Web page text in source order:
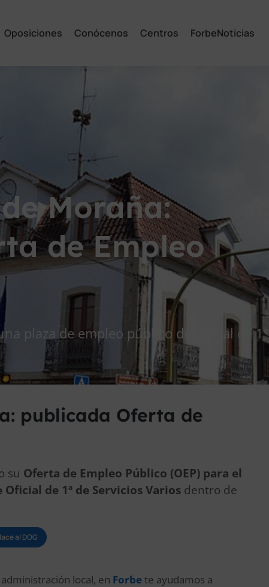
Oposiciones Conócenos Centros ForbeNoticias
Moraña:
de Empleo
plaza de empleo público de Oficial de 1ª
publicada Oferta de
su Oferta de Empleo Público (OEP) para el
Oficial de 1ª de Servicios Varios dentro de
al DOG
local, en Forbe te ayudamos a